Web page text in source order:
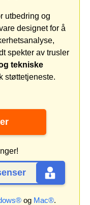
utbedring og
designet for å
spekter av trusler
tekniske
støttetjeneste.
og Mac®.